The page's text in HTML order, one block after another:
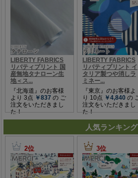
人気ランキング